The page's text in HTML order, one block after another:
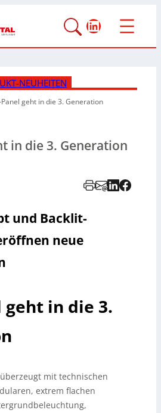
LinkedIn
NEUHEITEN
Panel geht in die 3. Generation
in die 3. Generation
und Backlit-
neue
geht in die 3.
überzeugt mit technischen
extrem flachen